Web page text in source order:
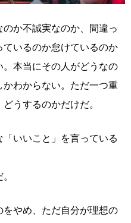
か不誠実なのか、間違っ
いるのか怠けているのか
本当にその人がどうなの
わからない。ただ一つ重
うするのかだけだ。
いいこと」を言っている
やめ、ただ自分が理想の